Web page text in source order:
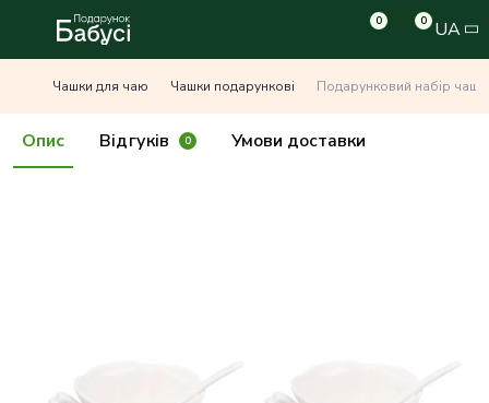
0 0 UA
Чашки для чаю Чашки подарункові Подарунковий набір
Опис Відгуків 0 Умови доставки